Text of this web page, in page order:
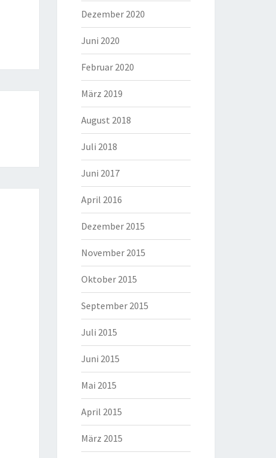
Dezember 2020
Juni 2020
Februar 2020
März 2019
August 2018
Juli 2018
Juni 2017
April 2016
Dezember 2015
November 2015
Oktober 2015
September 2015
Juli 2015
Juni 2015
Mai 2015
April 2015
März 2015